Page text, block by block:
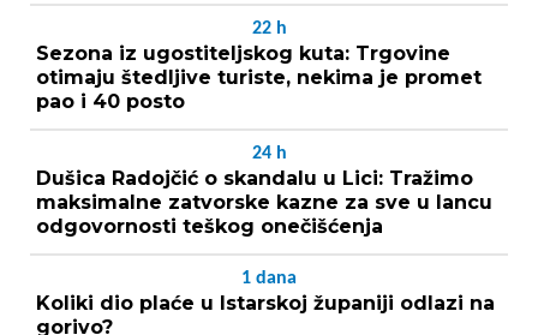
22 h
Sezona iz ugostiteljskog kuta: Trgovine
otimaju štedljive turiste, nekima je promet
pao i 40 posto
24 h
Dušica Radojčić o skandalu u Lici: Tražimo
maksimalne zatvorske kazne za sve u lancu
odgovornosti teškog onečišćenja
1 dana
Koliki dio plaće u Istarskoj županiji odlazi na
gorivo?